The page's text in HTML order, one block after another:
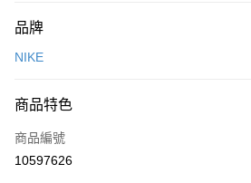
台灣樂天信用卡公司
【關於「AFTEE先享後付」】
便利好安心！
３．安心：先確認商品／服務後，再付款。
【「AFTEE先享後付」結帳流程】
１．於結帳方式選擇「AFTEE先享後付」後，
運送方式
每筆NT$100，滿NT$1,500(含以上)免運費
宅配
每筆NT$100，滿NT$1,500(含以上)免運費
品牌
NIKE
商品特色
商品編號
10597626